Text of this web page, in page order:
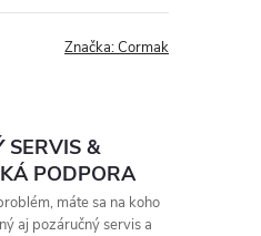
Značka:Cormak
SERVIS &
PODPORA
máte sa na koho
aj pozáručný servis a